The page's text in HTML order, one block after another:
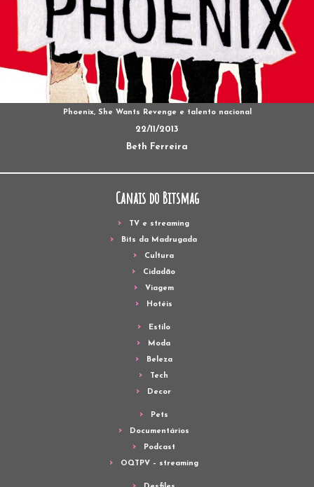
Phoenix, She Wants Revenge e talento nacional
22/11/2013
Beth Ferreira
Canais do Bitsmag
TV e streaming
Bits da Madrugada
Cultura
Cidadão
Viagem
Hotéis
Estilo
Moda
Beleza
Tech
Decor
Pets
Documentários
Podcast
OQTPV – streaming